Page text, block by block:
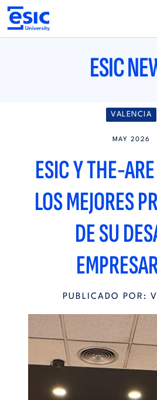
Pasar
contenido
ESIC
VALENCIA
MAY 2026
ESIC Y THE-
LOS MEJORES
DE SU
PUBLICADO POR: